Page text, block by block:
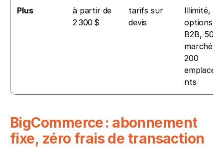
Plus
à partir de
2 300 $
tarifs sur
devis
Illimité,
options
B2B, 50
marchés,
200
nts
BigCommerce : abonnement
fixe, zéro frais de transaction